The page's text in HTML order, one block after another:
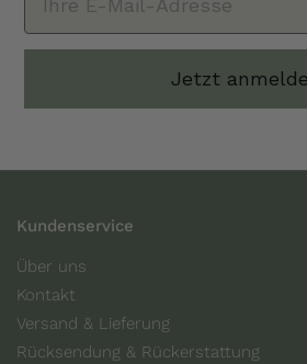
Jetzt
Kundenservice
Über uns
Kontakt
Versand & Lieferung
Rücksendung & Rückerstattung